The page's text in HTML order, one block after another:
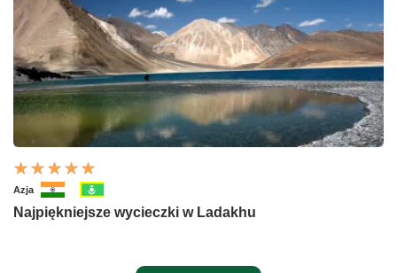
Azja
Najpiękniejsze wycieczki w Ladakhu